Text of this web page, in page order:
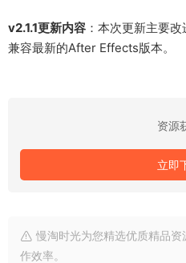
v2.1.1更新内容 ：本次更新主要
兼容最新的After Effects版本。
资源
立即
慢淘时光为您精选优质精品
作效率。